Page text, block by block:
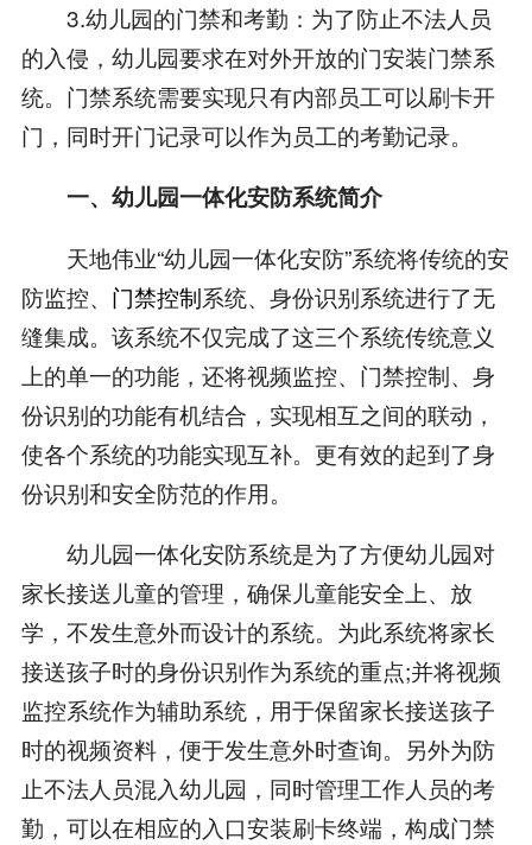
3.幼儿园的门禁和考勤：为了防止不法人员
的入侵，幼儿园要求在对外开放的门安装门禁系
统。门禁系统需要实现只有内部员工可以刷卡开
门，同时开门记录可以作为员工的考勤记录。
一、幼儿园一体化安防系统简介
天地伟业“幼儿园一体化安防”系统将传统的安
防监控、 门禁控制系统、身份识别系统进行了无
缝集成。该系统不仅完成了这三个系统传统意义
上的单一的功能，还将视频监控、门禁控制、身
份识别的功能有机结合，实现相互之间的联动，
使各个系统的功能实现互补。更有效的起到了身
份识别和安全防范的作用。
幼儿园一体化安防系统是为了方便幼儿园对
家长接送儿童的管理，确保儿童能安全上、放
学，不发生意外而设计的系统。为此系统将家长
接送孩子时的身份识别作为系统的重点;并将视频
监控系统作为辅助系统，用于保留家长接送孩子
时的视频资料，便于发生意外时查询。另外为防
止不法人员混入幼儿园，同时管理工作人员的考
勤，可以在相应的入口安装刷卡终端，构成门禁